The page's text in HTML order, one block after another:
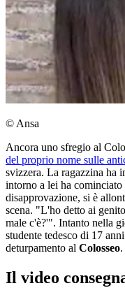
© Ansa
Ancora uno sfregio al
del proprio nome sulle
svizzera. La ragazzina ha
intorno a lei ha
disapprovazione, si è
scena. "L'ho detto ai
male c'è?'". Intanto nella
studente tedesco di 17
deturpamento al Colosseo.
Il video